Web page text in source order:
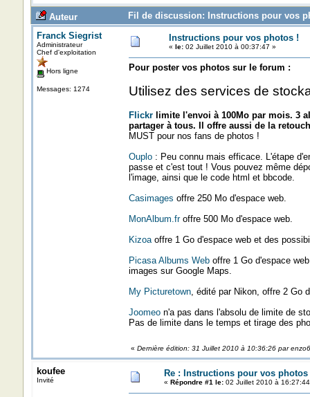
Auteur
Fil de discussion: Instructions pour vos
Franck Siegrist
Administrateur
Chef d'exploitation
Hors ligne
Messages: 1274
Instructions pour vos photos !
« le:02 Juillet 2010 à 00:37:47 »
Pour poster vos photos sur le forum :
Utilisez des services de
Flickrlimite l'envoi à 100Mo par mois. 3
partager à tous. Il offre aussi de la
MUST pour nos fans de photos !
Ouplo: Peu connu mais efficace. L'étape
passe et c'est tout ! Vous pouvez même
l'image, ainsi que le code html et bbcode.
Casimages offre 250 Mo d'espace web.
MonAlbum.froffre 500 Mo d'espace web.
Kizoaoffre 1 Go d'espace web et des
Picasa Albums Weboffre 1 Go d'espace
images sur Google Maps.
My Picturetown, édité par Nikon, offre 2 Go
Joomeon'a pas dans l'absolu de limite de
Pas de limite dans le temps et tirage des
« Dernière édition: 31 Juillet 2010 à 10:36:26 par
koufee
Invité
Re : Instructions pour vos photos
« Répondre #1 le:02 Juillet 2010 à